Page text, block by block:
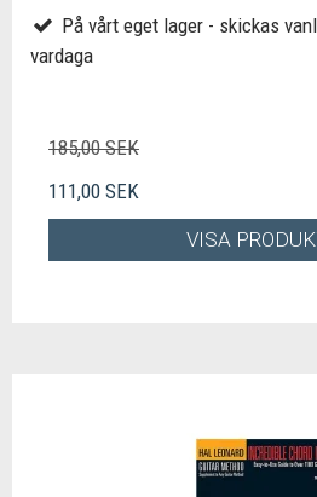
På vårt eget lager - skickas
vardaga
185,00 SEK
111,00 SEK
VISA